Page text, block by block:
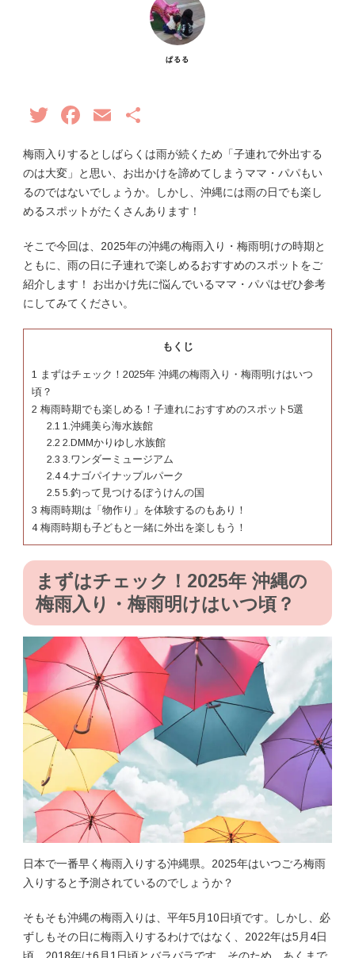
ぱるる
TwitterFacebook
Email
梅雨入りするとしばらくは雨が続くため「子連れで外出する
のは大変」と思い、お出かけを諦めてしまうママ・パパもい
るのではないでしょうか。しかし、沖縄には雨の日でも楽し
めるスポットがたくさんあります！
そこで今回は、2025年の沖縄の梅雨入り・梅雨明けの時期と
ともに、雨の日に子連れで楽しめるおすすめのスポットをご
紹介します！ お出かけ先に悩んでいるママ・パパはぜひ参考
にしてみてください。
もくじ
1 まずはチェック！2025年 沖縄の梅雨入り・梅雨明けはいつ
頃？
2 梅雨時期でも楽しめる！子連れにおすすめのスポット5選
2.1 1.沖縄美ら海水族館
2.2 2.DMMかりゆし水族館
2.3 3.ワンダーミュージアム
2.44.ナゴパイナップルパーク
2.5 5.釣って見つけるぼうけんの国
3 梅雨時期は「物作り」を体験するのもあり！
4梅雨時期も子どもと一緒に外出を楽しもう！
まずはチェック！2025年 沖縄の
梅雨入り・梅雨明けはいつ頃？
日本で一番早く梅雨入りする沖縄県。2025年はいつごろ梅雨
入りすると予測されているのでしょうか？
そもそも沖縄の梅雨入りは、平年5月10日頃です。しかし、必
ずしもその日に梅雨入りするわけではなく、2022年は5月4日